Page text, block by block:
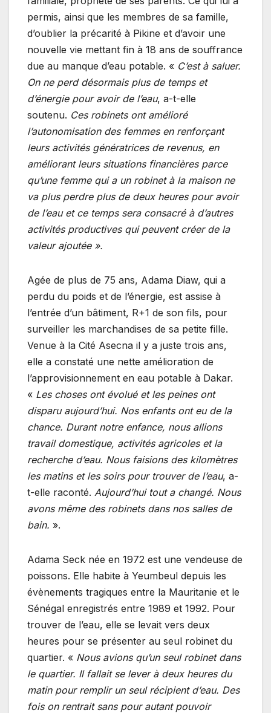
permis, ainsi que les membres de sa famille,
d’oublier la précarité à Pikine et d’avoir une
nouvelle vie mettant fin à 18 ans de souffrance
due au manque d’eau potable. « C’est à saluer.
On ne perd désormais plus de temps et
d’énergie pour avoir de l’eau, a-t-elle
soutenu. Ces robinets ont amélioré
l’autonomisation des femmes en renforçant
leurs activités génératrices de revenus, en
améliorant leurs situations financières parce
qu’une femme qui a un robinet à la maison ne
va plus perdre plus de deux heures pour avoir
de l’eau et ce temps sera consacré à d’autres
activités productives qui peuvent créer de la
valeur ajoutée ».
Agée de plus de 75 ans, Adama Diaw, qui a
perdu du poids et de l’énergie, est assise à
l’entrée d’un bâtiment, R+1 de son fils, pour
surveiller les marchandises de sa petite fille.
Venue à la Cité Asecna il y a juste trois ans,
elle a constaté une nette amélioration de
l’approvisionnement en eau potable à Dakar.
« Les choses ont évolué et les peines ont
disparu aujourd’hui. Nos enfants ont eu de la
chance. Durant notre enfance, nous allions
travail domestique, activités agricoles et la
recherche d’eau. Nous faisions des kilomètres
les matins et les soirs pour trouver de l’eau, a-
t-elle raconté. Aujourd’hui tout a changé. Nous
avons même des robinets dans nos salles de
bain. ».
Adama Seck née en 1972 est une vendeuse de
poissons. Elle habite à Yeumbeul depuis les
évènements tragiques entre la Mauritanie et le
Sénégal enregistrés entre 1989 et 1992. Pour
trouver de l’eau, elle se levait vers deux
heures pour se présenter au seul robinet du
quartier. « Nous avions qu’un seul robinet dans
le quartier. Il fallait se lever à deux heures du
matin pour remplir un seul récipient d’eau. Des
fois on rentrait sans pour autant pouvoir